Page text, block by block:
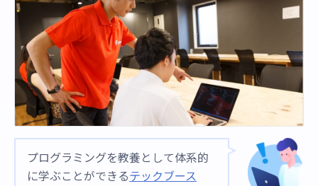
プログラミングを教養として体系的
に学ぶことができるテックブース